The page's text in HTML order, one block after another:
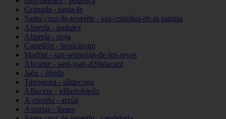
Granada - santa-fe
Santa-cruz-de-tenerife - san-cristóbal-de-la-laguna
Almería - padules
Almería - rioja
Castellón - benicàssim
Madrid - san-sebastián-de-los-reyes
Alicante - sant-joan-d39alacant
Jaén - úbeda
Tarragona - ulldecona
Albacete - villarrobledo
A-coruña - arzúa
Asturias - llanes